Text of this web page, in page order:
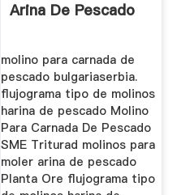
Arina De Pescado
molino para carnada de
pescado bulgariaserbia.
flujograma tipo de molinos
harina de pescado Molino
Para Carnada De Pescado
SME Triturad molinos para
moler arina de pescado
Planta Ore flujograma tipo